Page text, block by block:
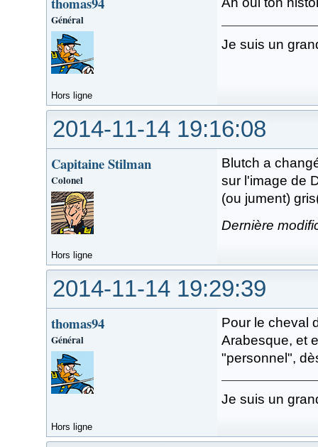
Général
Je suis un
Hors ligne
2014-11-14 19:16:08
Capitaine Stilman
Colonel
Blutch a
sur l'image de
(ou jument)
Dernière
Hors ligne
2014-11-14 19:29:39
thomas94
Général
Pour le cheval
Arabesque, et
"personnel",
Je suis un
Hors ligne